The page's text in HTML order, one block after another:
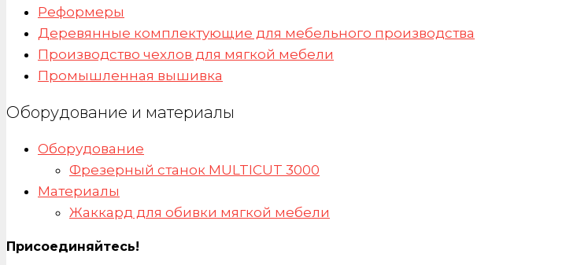
Реформеры
Деревянные комплектующие для мебельного производства
Производство чехлов для мягкой мебели
Промышленная вышивка
Оборудование и материалы
Оборудование
Фрезерный станок MULTICUT 3000
Материалы
Жаккард для обивки мягкой мебели
Присоединяйтесь!